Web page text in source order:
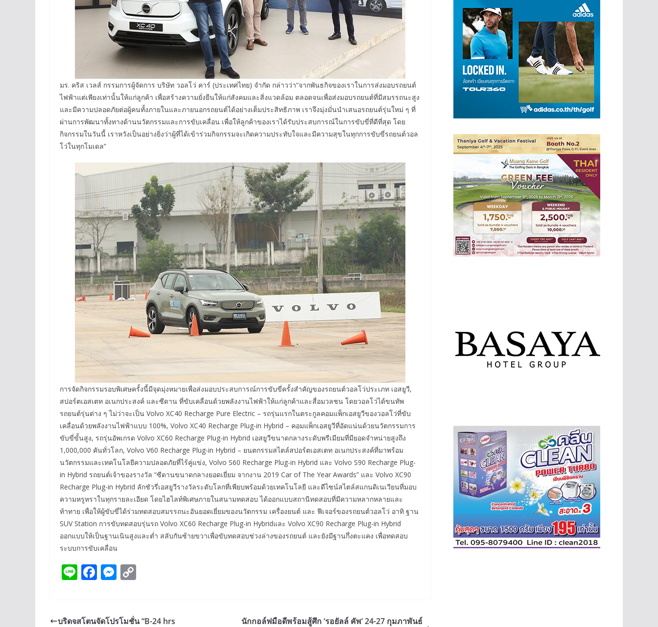
มร. คริส เวลส์ กรรมการผู้จัดการ บริษัท วอลโว่ คาร์ (ประเทศไทย) จำกัด กล่าวว่า“จากพันธกิจของเราในการส่งมอบรถยนต์
ไฟฟ้าแต่เพียงเท่านั้นให้แก่ลูกค้า เพื่อสร้างความยั่งยืนให้แก่สังคมและสิ่งแวดล้อม ตลอดจนเพื่อส่งมอบรถยนต์ที่มีสมรรถนะสูง
และมีความปลอดภัยต่อผู้คนทั้งภายในและภายนอกรถยนต์ได้อย่างเต็มประสิทธิภาพ เราจึงมุ่งมั่นนำเสนอรถยนต์รุ่นใหม่ ๆ ที่
ผ่านการพัฒนาทั้งทางด้านนวัตกรรมและการขับเคลื่อน เพื่อให้ลูกค้าของเราได้รับประสบการณ์ในการขับขี่ที่ดีที่สุด โดย
กิจกรรมในวันนี้ เราหวังเป็นอย่างยิ่งว่าผู้ที่ได้เข้าร่วมกิจกรรมจะเกิดความประทับใจและมีความสุขในทุกการขับขี่รถยนต์วอล
โว่ในทุกโมเดล”
การจัดกิจกรรมรอบพิเศษครั้งนี้มีจุดมุ่งหมายเพื่อส่งมอบประสบการณ์การขับขี่ครั้งสำคัญของรถยนต์วอลโว่ประเภท เอสยูวี,
สปอร์ตเอสเตท อเนกประสงค์ และซีดาน ที่ขับเคลื่อนด้วยพลังงานไฟฟ้าให้แก่ลูกค้าและสื่อมวลชน โดยวอลโว่ได้ขนทัพ
รถยนต์รุ่นต่าง ๆ ไม่ว่าจะเป็น Volvo XC40 Recharge Pure Electric – รถรุ่นแรกในตระกูลคอมแพ็กเอสยูวีของวอลโว่ที่ขับ
เคลื่อนด้วยพลังงานไฟฟ้าแบบ 100%, Volvo XC40 Recharge Plug-in Hybrid – คอมแพ็กเอสยูวีที่อัดแน่นด้วยนวัตกรรมการ
ขับขี่ขั้นสูง, รถรุ่นอัพเกรด Volvo XC60 Recharge Plug-in Hybrid เอสยูวีขนาดกลางระดับพรีเมียมที่มียอดจำหน่ายสูงถึง
1,000,000 คันทั่วโลก, Volvo V60 Recharge Plug-in Hybrid – ยนตกรรมสไตล์สปอร์ตเอสเตท อเนกประสงค์ที่มาพร้อม
นวัตกรรมและเทคโนโลยีความปลอดภัยที่ไร้คู่แข่ง, Volvo S60 Recharge Plug-in Hybrid และ Volvo S90 Recharge Plug-
in Hybrid รถยนต์เจ้าของรางวัล “ซีดานขนาดกลางยอดเยี่ยม จากงาน 2019 Car of The Year Awards” และ Volvo XC90
Recharge Plug-in Hybrid ลักชัวรี่เอสยูวีรางวัลระดับโลกที่เพียบพร้อมด้วยเทคโนโลยี และดีไซน์สไตล์สแกนดิเนเวียนที่มอบ
ความหรูหราในทุกรายละเอียด โดยไฮไลท์พิเศษภายในสนามทดสอบ ได้ออกแบบสถานีทดสอบที่มีความหลากหลายและ
ท้าทาย เพื่อให้ผู้ขับขี่ได้ร่วมทดสอบสมรรถนะอันยอดเยี่ยมของนวัตกรรม เครื่องยนต์ และ ฟีเจอร์ของรถยนต์วอลโว่ อาทิ ฐาน
SUV Station การขับทดสอบรุ่นรถ Volvo XC60 Recharge Plug-in Hybridและ Volvo XC90 Recharge Plug-in Hybrid
ออกแบบให้เป็นฐานเนินสูงและต่ำ สลับกันซ้ายขวาเพื่อขับทดสอบช่วงล่างของรถยนต์ และยังมีฐานกึ่งตะแคง เพื่อทดสอบ
ระบบการขับเคลื่อน
Li F
b
M
e y
บริดจสโตนจัดโปรโมชั่น “B-24 hrs นักกอล์ฟมือดีพร้อมสู้ศึก ‘รอยัลล์ คัพ’ 24-27 กุมภาพันธ์